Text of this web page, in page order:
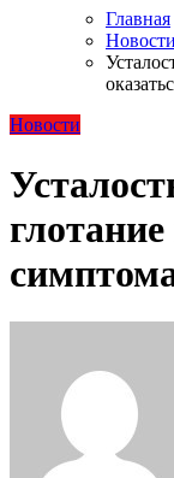
Главная
Новости
Новости